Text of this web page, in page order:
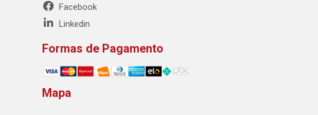
Facebook
Linkedin
Formas de Pagamento
Mapa